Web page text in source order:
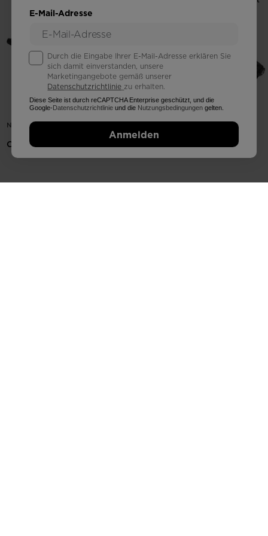
E-Mail-Adresse
Durch die Eingabe Ihrer E-Mail-Adresse erklären Sie
sich damit einverstanden, unsere
Marketingangebote gemäß unserer
Datenschutzrichtlinie zu erhalten.
Diese Seite ist durch reCAPTCHA Enterprise geschützt, und die
Google- Datenschutzrichtlinie und die Nutzungsbedingungen gelten.
Anmelden
NX 12 GW B90 BLACK
CHF 185,00 CHF 195,00